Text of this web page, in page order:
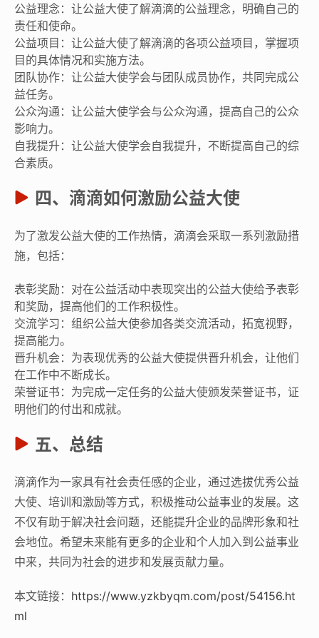
公益理念：让公益大使了解滴滴的公益理念，明确自己的
责任和使命。
公益项目：让公益大使了解滴滴的各项公益项目，掌握项
目的具体情况和实施方法。
团队协作：让公益大使学会与团队成员协作，共同完成公
益任务。
公众沟通：让公益大使学会与公众沟通，提高自己的公众
影响力。
自我提升：让公益大使学会自我提升，不断提高自己的综
合素质。
四、滴滴如何激励公益大使
为了激发公益大使的工作热情，滴滴会采取一系列激励措
施，包括：
表彰奖励：对在公益活动中表现突出的公益大使给予表彰
和奖励，提高他们的工作积极性。
交流学习：组织公益大使参加各类交流活动，拓宽视野，
提高能力。
晋升机会：为表现优秀的公益大使提供晋升机会，让他们
在工作中不断成长。
荣誉证书：为完成一定任务的公益大使颁发荣誉证书，证
明他们的付出和成就。
五、总结
滴滴作为一家具有社会责任感的企业，通过选拔优秀公益
大使、培训和激励等方式，积极推动公益事业的发展。这
不仅有助于解决社会问题，还能提升企业的品牌形象和社
会地位。希望未来能有更多的企业和个人加入到公益事业
中来，共同为社会的进步和发展贡献力量。
本文链接： https://www.yzkbyqm.com/post/54156.ht
ml